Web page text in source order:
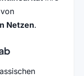
Netzen.